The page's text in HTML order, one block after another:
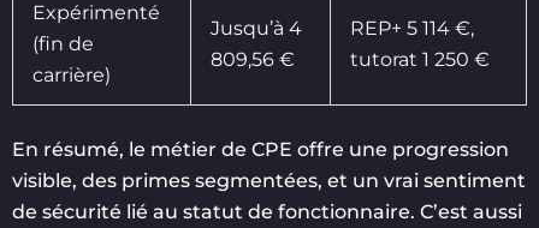
Expérimenté
(fin de
carrière)
Jusqu’à 4
809,56 €
REP+ 5 114 €,
tutorat 1 250 €
En résumé, le métier de CPE offre une progression
visible, des primes segmentées, et un vrai sentiment
de sécurité lié au statut de fonctionnaire. C’est aussi